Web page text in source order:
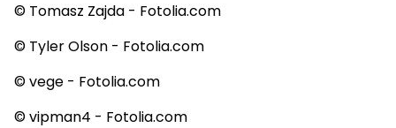
© Tomasz Zajda - Fotolia.com
© Tyler Olson - Fotolia.com
© vege - Fotolia.com
© vipman4 - Fotolia.com